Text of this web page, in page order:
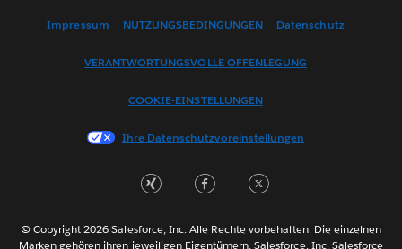
Français (France)
한국어
Português
ไทย
Impressum NUTZUNGSBEDINGUNGEN Datenschutz
VERANTWORTUNGSVOLLE OFFENLEGUNG
COOKIE-EINSTELLUNGEN
Ihre Datenschutzvoreinstellungen
© Copyright 2026 Salesforce, Inc. Alle Rechte vorbehalten. Die einzelnen
Marken gehören ihren jeweiligen Eigentümern. Salesforce, Inc. Salesforce